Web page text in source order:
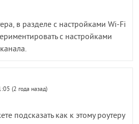
в разделе с настройками Wi-Fi
с настройками
(2 года назад)
подсказать как к этому роутеру